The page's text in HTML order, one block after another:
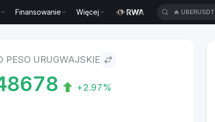
Finansowanie Więcej 🔥 UBERUSDT
PESO URUGWAJSKIE
+2.97%